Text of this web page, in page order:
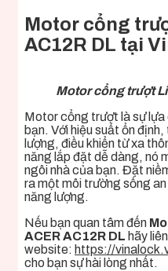
Motor cổng
AC12R DL tại
Motor cổng trượt
Motor cổng trượt là sự lựa
bạn. Với hiệu suất ổn
lượng, điều khiển từ xa
năng lắp đặt dễ dàng, nó
ngôi nhà của bạn. Đặt
ra một môi trường sống
năng lượng.
Nếu bạn quan tâm đến
ACER AC12R DL hãy
website: https://
cho bạn sự hài lòng nhất.